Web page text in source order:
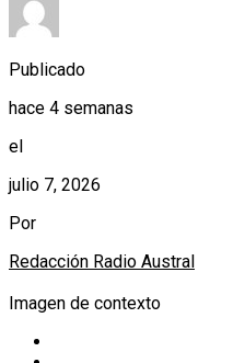
Publicado
hace 4 semanas
el
julio 7, 2026
Por
Redacción Radio Austral
Imagen de contexto